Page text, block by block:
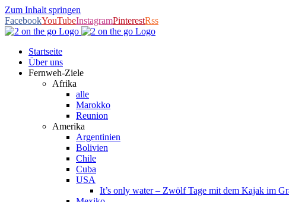
Zum Inhalt springen
FacebookYouTubeInstagramPinterestRss
Startseite
Über uns
Fernweh-Ziele
Afrika
alle
Marokko
Reunion
Amerika
Argentinien
Bolivien
Chile
Cuba
USA
It’s only water – Zwölf Tage mit dem Kajak im